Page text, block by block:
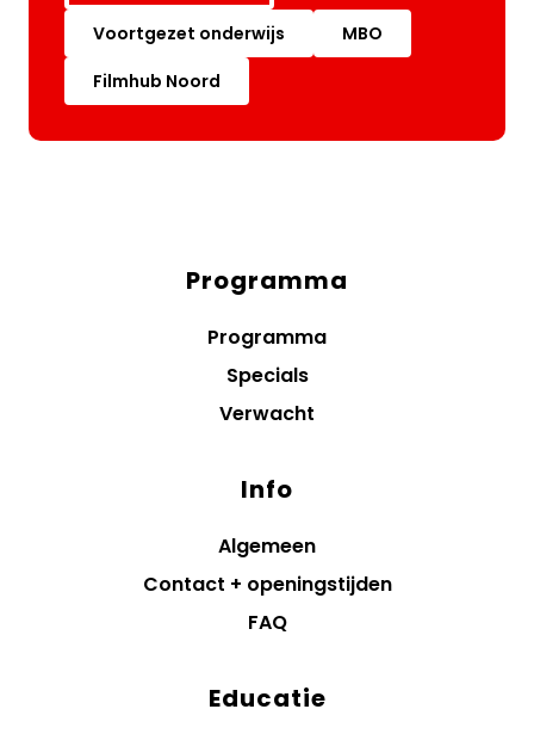
Voortgezet onderwijs
MBO
Filmhub Noord
Programma
Programma
Specials
Verwacht
Info
Algemeen
Contact + openingstijden
FAQ
Educatie